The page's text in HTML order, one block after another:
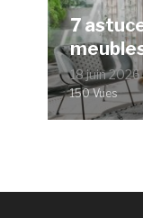
7
18 juin 2026
150 Vues